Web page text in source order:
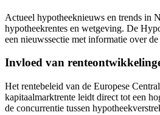
Actueel hypotheeknieuws en trends in
hypotheekrentes en wetgeving. De
een nieuwssectie met informatie over
Invloed van
Het rentebeleid van de Europese
kapitaalmarktrente leidt direct tot een
de concurrentie tussen